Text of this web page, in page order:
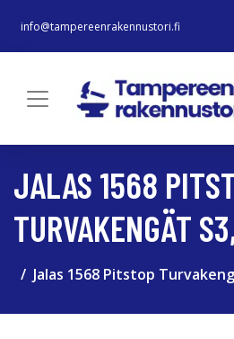
info@tampereenrakennustori.fi
JALAS 1568
TURVAKENGÄT
Jalas 1568 Pitstop